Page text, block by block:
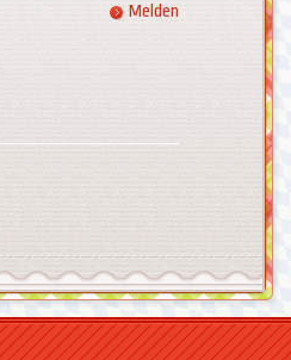
Melden